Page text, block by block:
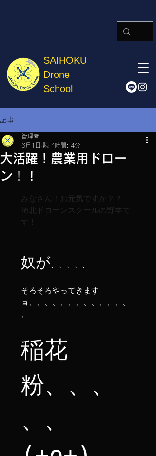
SAIHOKU
Drone
School
記事
大活躍！農業用ドロー
ン！！
管理者
6月1日 読了時間: 4分
みなさん！お元気ですか？？
埼北ドローンスクールの野本で
す！
奴が、、、、、
そろそろやってきます
ョ、、、、、、、、、、、、、
、
稲花
粉、、、
、、